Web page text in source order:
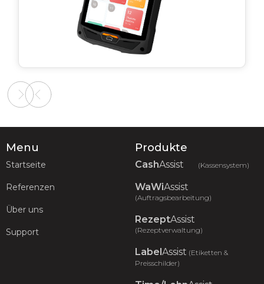
Slide 2 of 2.
Menu
Startseite
Referenzen
Über uns
Support
Produkte
CashAssist (Kassensystem)
WaWiAssist
(Auftragsbearbeitung)
RezeptAssist
(Rezeptverwaltung)
LabelAssist (Etiketten &
Preisschilder)